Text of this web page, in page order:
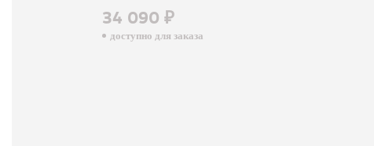
34 090 ₽
доступно для заказа